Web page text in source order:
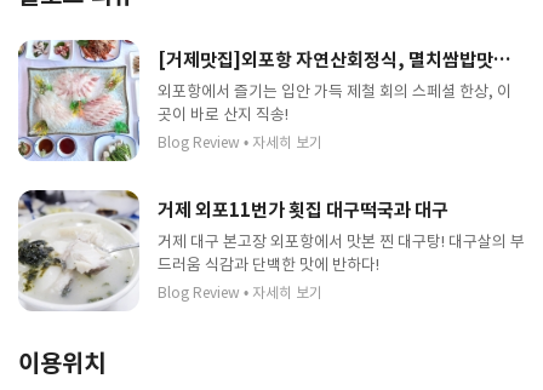
[거제맛집]외포항 자연산회정식, 멸치쌈밥맛집 "외포11번가횟집"거제현지인맛집
외포항에서 즐기는 입안 가득 제철 회의 스페셜 한상, 이
곳이 바로 산지 직송!
Blog Review • 자세히 보기
거제 외포11번가 횟집 대구떡국과 대구
거제 대구 본고장 외포항에서 맛본 찐 대구탕! 대구살의 부
드러움 식감과 단백한 맛에 반하다!
Blog Review • 자세히 보기
이용위치